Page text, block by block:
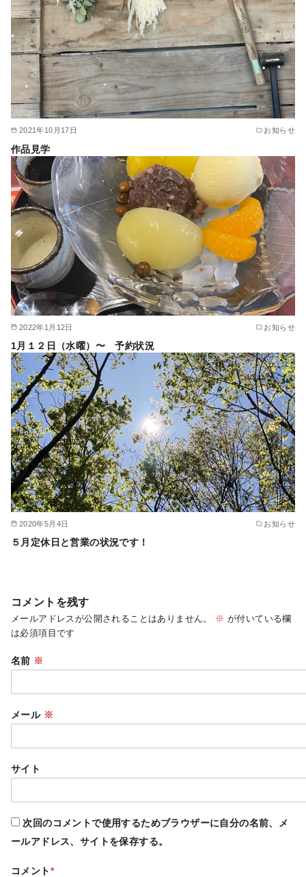
2021年10月17日 お知らせ
作品見学
2022年1月12日 お知らせ
1月１２日（水曜）〜 予約状況
2020年5月4日 お知らせ
５月定休日と営業の状況です！
コメントを残す
メールアドレスが公開されることはありません。 ※ が付いている欄
は必須項目です
名前 ※
メール ※
サイト
次回のコメントで使用するためブラウザーに自分の名前、メ
ールアドレス、サイトを保存する。
コメント*